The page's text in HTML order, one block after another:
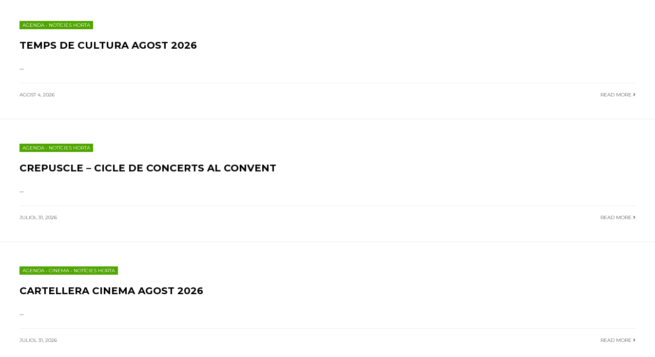
AGENDA • NOTÍCIES HORTA
TEMPS DE CULTURA AGOST 2026
...
AGOST 4, 2026 READ MORE
AGENDA • NOTÍCIES HORTA
CREPUSCLE – CICLE DE CONCERTS AL CONVENT
...
JULIOL 31, 2026 READ MORE
AGENDA • CINEMA • NOTÍCIES HORTA
CARTELLERA CINEMA AGOST 2026
...
JULIOL 31, 2026 READ MORE